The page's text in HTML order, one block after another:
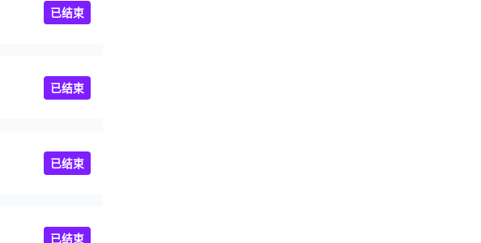
已结束
已结束
已结束
已结束